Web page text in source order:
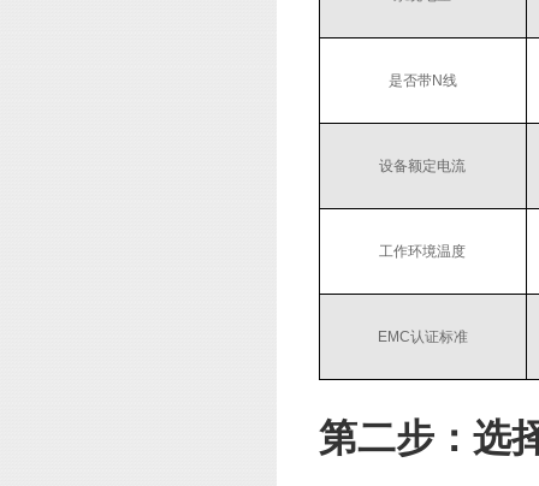
是否带N线
设备额定电流
工作环境温度
EMC认证标准
第二步：选